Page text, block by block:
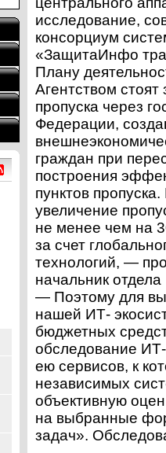
исследование,
консорциум
«ЗащитаИнфо
Плану
Агентством
пропуска через
Федерации,
граждан при
построения
пунктов
увеличение
не менее чем на
за счет
технологий, —
начальник
— Поэтому для
нашей ИТ-
бюджетных
обследование
ею сервисов, к
независимых
объективную
на выбранные
задач».